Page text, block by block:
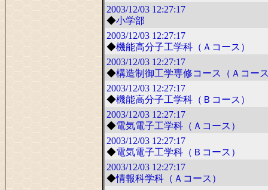
2003/12/03 12:27:17
◆小学部
2003/12/03 12:27:17
◆機能高分子工学科（Ａコース）
2003/12/03 12:27:17
◆構造制御工学専修コース（Ａコー
2003/12/03 12:27:17
◆機能高分子工学科（Ｂコース）
2003/12/03 12:27:17
◆電気電子工学科（Ａコース）
2003/12/03 12:27:17
◆電気電子工学科（Ｂコース）
2003/12/03 12:27:17
◆情報科学科（Ａコース）